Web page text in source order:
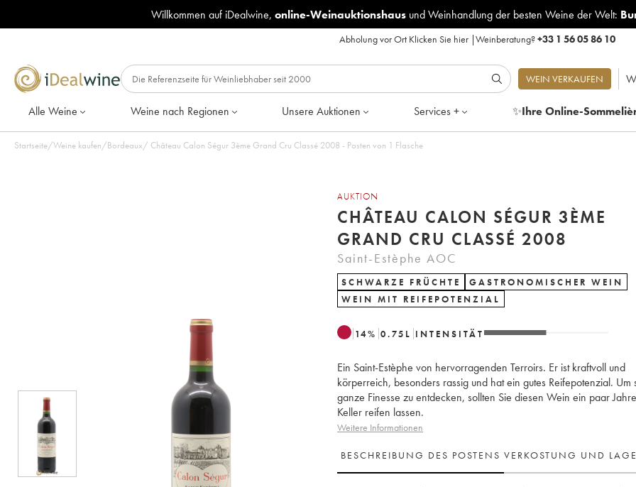
Willkommen auf iDealwine, online-Weinauktionshausund Weinhandlung der besten Weine der Welt:
Abholung vor Ort Klicken Sie hier|Weinberatung?+33 1 56 05 86 10
WEIN VERKAUFEN
Alle Weine Weine nach Regionen Unsere Auktionen Services + ✨Ihre Online-
Startseite/Weine kaufen/Bordeaux/ Château Calon Ségur 3ème Grand Cru Classé 2008 - Posten von 1 Flasche
AUKTION
CHÂTEAU CALON SÉGUR 3ÈME
GRAND CRU CLASSÉ 2008
Saint-Estèphe AOC
SCHWARZE FRÜCHTE
GASTRONOMISCHER WEIN
WEIN MIT REIFEPOTENZIAL
14% 0.75 L INTENSITÄT
Ein Saint-Estèphe von hervorragenden Terroirs. Er ist kraftvoll und
körperreich, besonders rassig und hat ein gutes Reifepotenzial. Um
ganze Finesse zu entdecken, sollten Sie diesen Wein ein paar
Keller reifen lassen.
Weitere Informationen
BESCHREIBUNG DES POSTENS VERKOSTUNG UND